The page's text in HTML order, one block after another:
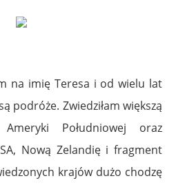
na imię Teresa i od wielu lat
podróże. Zwiedziłam większą
Południowej oraz
Nową Zelandię i fragment
krajów dużo chodzę